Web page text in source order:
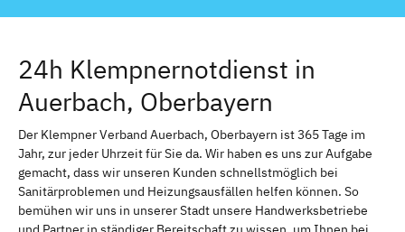
24h Klempnernotdienst in
Auerbach, Oberbayern
Der Klempner Verband Auerbach, Oberbayern ist 365 Tage im
Jahr, zur jeder Uhrzeit für Sie da. Wir haben es uns zur Aufgabe
gemacht, dass wir unseren Kunden schnellstmöglich bei
Sanitärproblemen und Heizungsausfällen helfen können. So
bemühen wir uns in unserer Stadt unsere Handwerksbetriebe